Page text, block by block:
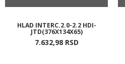
HLAD INTERC.2.0-2.2 HDI-
JTD(376X134X65)
7.632,98 RSD